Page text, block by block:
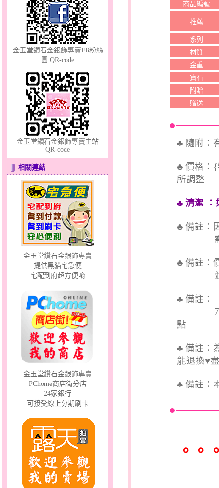
夢想幸福～男黃金戒指
浪漫花嫁～黃金耳環
金玉堂鑽石金銀飾專賣FB粉絲
團 QR-code
金玉堂鑽石金銀飾專賣主站
QR-code
相關連結
金玉堂鑽石金銀飾專賣
提供黑貓宅急便
宅配到府超方便唷
金玉堂鑽石金銀飾專賣
PChome商店街分店
24家銀行
可接受線上分期刷卡
商品編號
推薦
系列
材質
金重
寶石
附贈
贈送
♣ 隨附：
♣ 價格：{
所調整
♣ 清潔 ：
♣ 備註：
需依實
♣ 備註：
並交付
♣ 備註：
7個工
點
♣ 備註：
能退換♥
♣ 備註：
。。